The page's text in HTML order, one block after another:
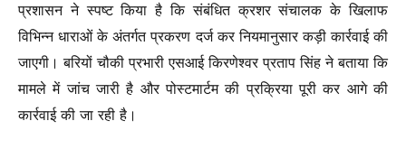
प्रशासन ने स्पष्ट किया है कि संबंधित क्रशर संचालक के खिलाफ
विभिन्न धाराओं के अंतर्गत प्रकरण दर्ज कर नियमानुसार कड़ी कार्रवाई की
जाएगी। बरियों चौकी प्रभारी एसआई किरणेश्वर प्रताप सिंह ने बताया कि
मामले में जांच जारी है और पोस्टमार्टम की प्रक्रिया पूरी कर आगे की
कार्रवाई की जा रही है।